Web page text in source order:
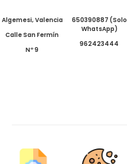
Algemesi, Valencia
Calle San Fermín
Nº 9
650390887 (Solo
WhatsApp)
962423444